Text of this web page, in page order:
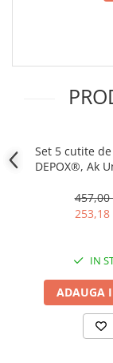
Baterii telefoane
Baterii si
Cantare
Casti audio
Masini de gaurit
INSTRUMENTE
Accesorii vioara-
Chitare clasice
Set 5 cutite
DEPOX®, Ak
teaca
457,00
253,18
IN
ADAUGA